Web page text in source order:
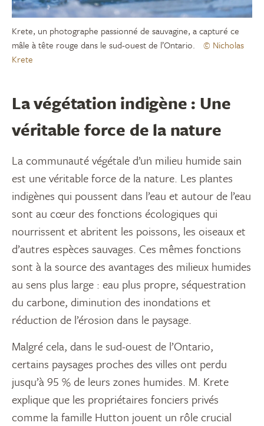
Krete, un photographe passionné de sauvagine, a capturé ce
mâle à tête rouge dans le sud-ouest de l’Ontario.
© Nicholas
Krete
La végétation indigène : Une
véritable force de la nature
La communauté végétale d’un milieu humide sain
est une véritable force de la nature. Les plantes
indigènes qui poussent dans l’eau et autour de l’eau
sont au cœur des fonctions écologiques qui
nourrissent et abritent les poissons, les oiseaux et
d’autres espèces sauvages. Ces mêmes fonctions
sont à la source des avantages des milieux humides
au sens plus large : eau plus propre, séquestration
du carbone, diminution des inondations et
réduction de l’érosion dans le paysage.
Malgré cela, dans le sud-ouest de l’Ontario,
certains paysages proches des villes ont perdu
jusqu’à 95 % de leurs zones humides. M. Krete
explique que les propriétaires fonciers privés
comme la famille Hutton jouent un rôle crucial